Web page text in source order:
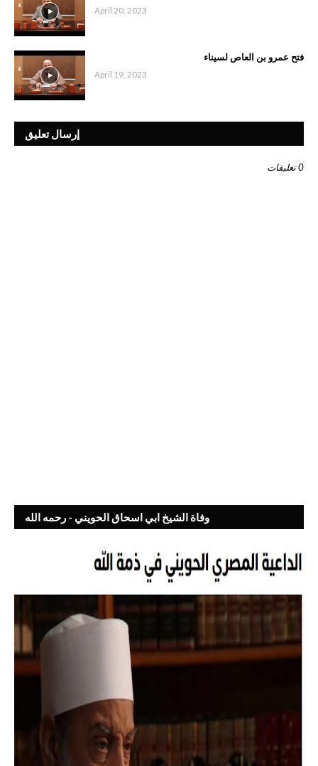
April 20, 2023
فتح عمرو بن العاص لسيناء
April 19, 2023
إرسال تعليق
0 تعليقات
وفاة الشيخ ابي اسحاق الحويني - رحمه الله